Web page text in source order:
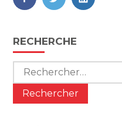
FaceBook
TwitterLinkedIn
Blog
sidebar
RECHERCHE
Rechercher :